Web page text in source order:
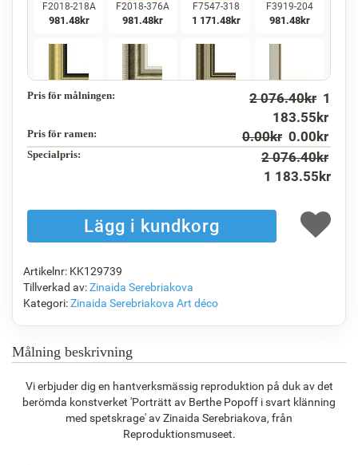
F2018-218A
981.48kr
F2018-376A
981.48kr
F7547-318
1 171.48kr
F3919-204
981.48kr
F5130-234 F3013-236
1 042.61kr
F7034-296 F6731-224
1 368.45 1 368.45
1 269.16kr 985.77kr 1 421.12kr 1 279.25kr
Pris för målningen: 2 076.40kr 1
183.55 kr
Pris för ramen: 0.00kr 0.00 kr
Specialpris: 2 076.40kr
1 183.55 kr
Artikelnr: KK129739
Tillverkad av:Zinaida Serebriakova
Kategori:Zinaida Serebriakova Art déco
Målning beskrivning
Vi erbjuder dig en hantverksmässig reproduktion på duk av det
berömda konstverket 'Porträtt av Berthe Popoff i svart klänning
med spetskrage' av Zinaida Serebriakova, från
Reproduktionsmuseet.